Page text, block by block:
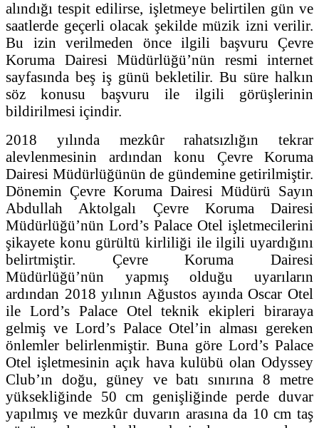
alındığı tespit edilirse, işletmeye belirtilen gün ve
saatlerde geçerli olacak şekilde müzik izni verilir.
Bu izin verilmeden önce ilgili başvuru Çevre
Koruma Dairesi Müdürlüğü’nün resmi internet
sayfasında beş iş günü bekletilir. Bu süre halkın
söz konusu başvuru ile ilgili görüşlerinin
bildirilmesi içindir.
2018 yılında mezkûr rahatsızlığın tekrar
alevlenmesinin ardından konu Çevre Koruma
Dairesi Müdürlüğünün de gündemine getirilmiştir.
Dönemin Çevre Koruma Dairesi Müdürü Sayın
Abdullah Aktolgalı Çevre Koruma Dairesi
Müdürlüğü’nün Lord’s Palace Otel işletmecilerini
şikayete konu gürültü kirliliği ile ilgili uyardığını
belirtmiştir. Çevre Koruma Dairesi
Müdürlüğü’nün yapmış olduğu uyarıların
ardından 2018 yılının Ağustos ayında Oscar Otel
ile Lord’s Palace Otel teknik ekipleri biraraya
gelmiş ve Lord’s Palace Otel’in alması gereken
önlemler belirlenmiştir. Buna göre Lord’s Palace
Otel işletmesinin açık hava kulübü olan Odyssey
Club’ın doğu, güney ve batı sınırına 8 metre
yüksekliğinde 50 cm genişliğinde perde duvar
yapılmış ve mezkûr duvarın arasına da 10 cm taş